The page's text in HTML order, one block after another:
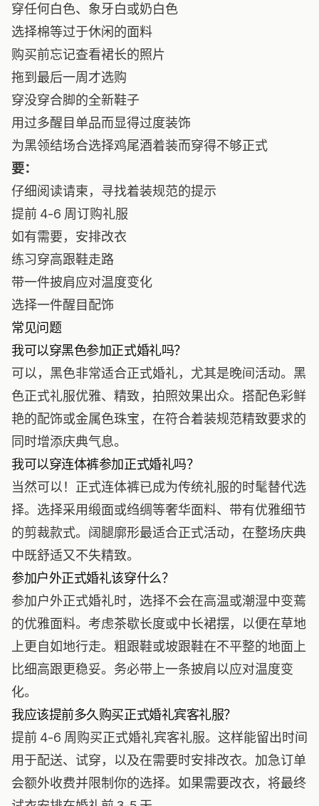
穿任何白色、象牙白或奶白色
选择棉等过于休闲的面料
购买前忘记查看裙长的照片
拖到最后一周才选购
穿没穿合脚的全新鞋子
用过多醒目单品而显得过度装饰
为黑领结场合选择鸡尾酒着装而穿得不够正式
要：
仔细阅读请柬，寻找着装规范的提示
提前 4-6 周订购礼服
如有需要，安排改衣
练习穿高跟鞋走路
带一件披肩应对温度变化
选择一件醒目配饰
常见问题
我可以穿黑色参加正式婚礼吗？
可以，黑色非常适合正式婚礼，尤其是晚间活动。黑
色正式礼服优雅、精致，拍照效果出众。搭配色彩鲜
艳的配饰或金属色珠宝，在符合着装规范精致要求的
同时增添庆典气息。
我可以穿连体裤参加正式婚礼吗？
当然可以！正式连体裤已成为传统礼服的时髦替代选
择。选择采用缎面或绉绸等奢华面料、带有优雅细节
的剪裁款式。阔腿廓形最适合正式活动，在整场庆典
中既舒适又不失精致。
参加户外正式婚礼该穿什么？
参加户外正式婚礼时，选择不会在高温或潮湿中变蔫
的优雅面料。考虑茶歇长度或中长裙摆，以便在草地
上更自如地行走。粗跟鞋或坡跟鞋在不平整的地面上
比细高跟更稳妥。务必带上一条披肩以应对温度变
化。
我应该提前多久购买正式婚礼宾客礼服？
提前 4-6 周购买正式婚礼宾客礼服。这样能留出时间
用于配送、试穿，以及在需要时安排改衣。加急订单
会额外收费并限制你的选择。如果需要改衣，将最终